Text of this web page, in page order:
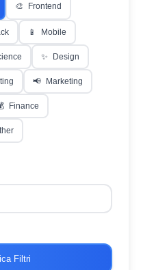
🎨 Frontend
📱 Mobile
✨ Design
📢 Marketing
Finance
Filtri